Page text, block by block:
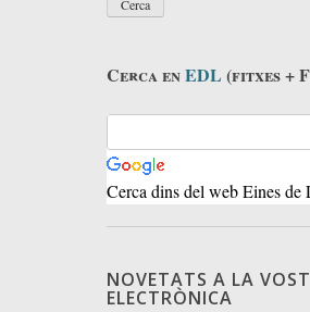
Cerca enEDL (fitxes +
Cerca dins del web Eines de
NOVETATS A LA
ELECTRÒNICA